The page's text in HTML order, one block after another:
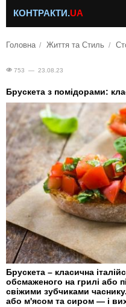
КОНТРАКТИ.UA
Головна Життя та Стиль
753 — 23.08.23
Брускета з помідорами:
Брускета – класична
обсмаженого на грилі або
свіжими зубчиками
або м'ясом та сиром — і